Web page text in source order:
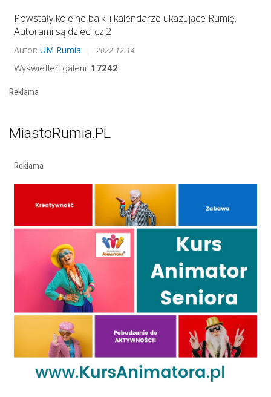
Powstały kolejne bajki i kalendarze ukazujące Rumię.
Autorami są dzieci cz.2
Autor: UM Rumia 2022-12-14
Wyświetleń galerii: 17242
Reklama
MiastoRumia.PL
Reklama